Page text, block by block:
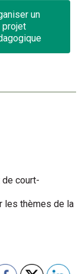
un
projet
court-
les thèmes de la